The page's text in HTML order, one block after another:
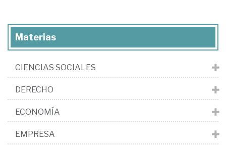
Materias
CIENCIAS SOCIALES
DERECHO
ECONOMÍA
EMPRESA